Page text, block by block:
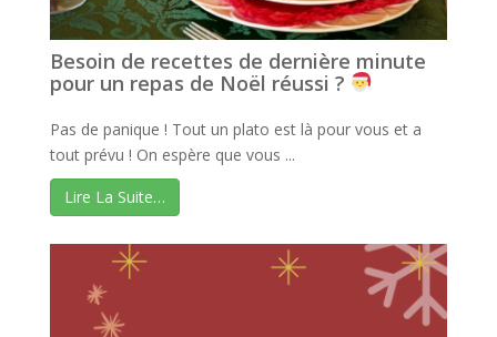
Besoin de recettes de dernière minute
pour un repas de Noël réussi ?
Pas de panique ! Tout un plato est là pour vous et a
tout prévu ! On espère que vous ...
Lire La Suite…